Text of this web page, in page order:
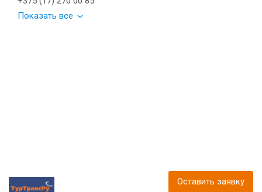
Показать все
Оставить заявку